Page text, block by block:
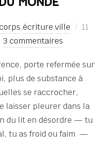
,écriture,ville
Publié
11
3 commentaires
porte refermée sur
plus de substance à
se raccrocher,
laisser pleurer dans la
du lit en désordre — tu
tu as froid ou faim —